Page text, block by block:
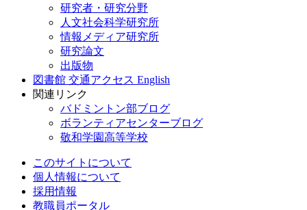
研究者・研究分野
人文社会科学研究所
情報メディア研究所
研究論文
出版物
図書館 交通アクセス English
関連リンク
バドミントン部ブログ
ボランティアセンターブログ
敬和学園高等学校
このサイトについて
個人情報について
採用情報
教職員ポータル